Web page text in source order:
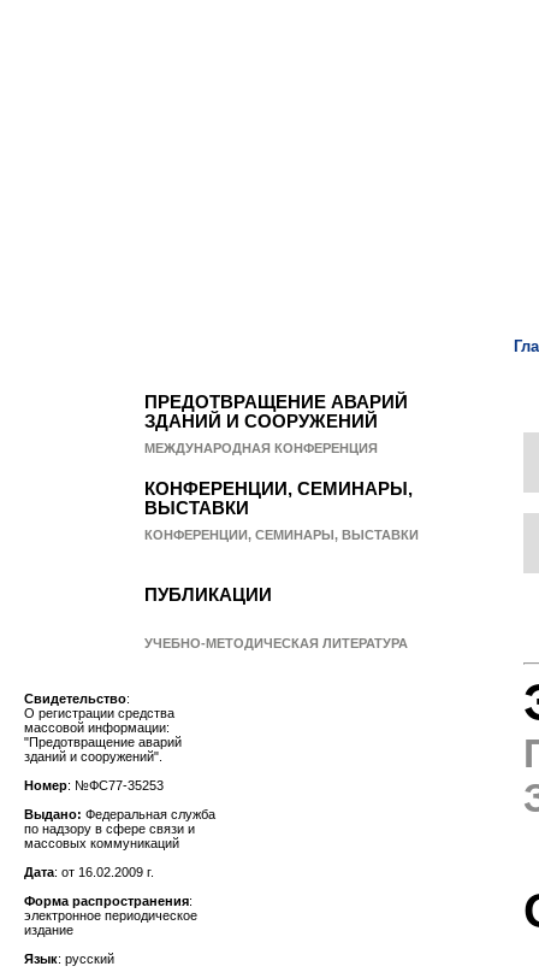
ПУБЛИКАЦИИ
УЧЕБНО-МЕТОДИЧЕСКАЯ ЛИТЕРАТУРА
ПРЕДОТВРАЩЕНИЕ АВАРИЙ
ЗДАНИЙ И СООРУЖЕНИЙ
МЕЖДУНАРОДНАЯ КОНФЕРЕНЦИЯ
КОНФЕРЕНЦИИ, СЕМИНАРЫ,
ВЫСТАВКИ
КОНФЕРЕНЦИИ, СЕМИНАРЫ, ВЫСТАВКИ
Свидетельство:
О регистрации средства
массовой информации:
"Предотвращение аварий
зданий и сооружений".
Номер: №ФС77-35253
Выдано: Федеральная служба
по надзору в сфере связи и
массовых коммуникаций
Дата: от 16.02.2009 г.
Форма распространения:
электронное периодическое
издание
Язык: русский